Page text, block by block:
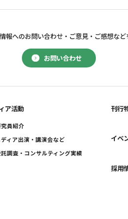
お問い合わせ
報へのお問い合わせ・ ご意見・ご感想など
ア活動
員紹介
ディア出演・講演会など
調査・コンサルティング実績
刊行
イベ
採用